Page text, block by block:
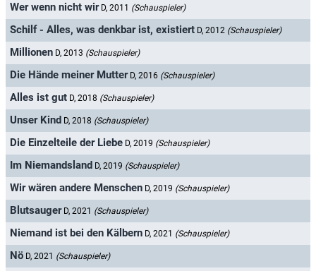
Wer wenn nicht wir D, 2011 (Schauspieler)
Schilf - Alles, was denkbar ist, existiert D, 2012 (Schauspieler)
Millionen D, 2013 (Schauspieler)
Die Hände meiner Mutter D, 2016 (Schauspieler)
Alles ist gut D, 2018 (Schauspieler)
Unser Kind D, 2018 (Schauspieler)
Die Einzelteile der Liebe D, 2019 (Schauspieler)
Im Niemandsland D, 2019 (Schauspieler)
Wir wären andere Menschen D, 2019 (Schauspieler)
Blutsauger D, 2021 (Schauspieler)
Niemand ist bei den Kälbern D, 2021 (Schauspieler)
Nö D, 2021 (Schauspieler)